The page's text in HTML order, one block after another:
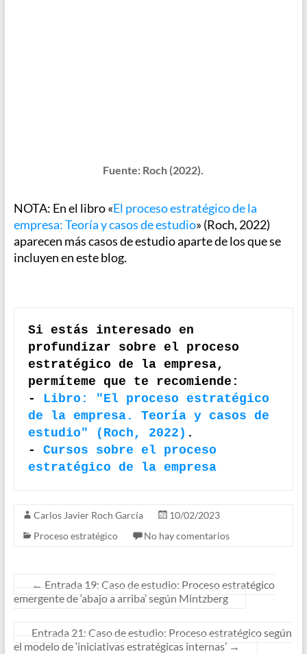
Fuente: Roch (2022).
NOTA: En el libro «El proceso estratégico de la
empresa: Teoría y casos de estudio» (Roch, 2022)
aparecen más casos de estudio aparte de los que se
incluyen en este blog.
Si estás interesado en
profundizar sobre el proceso
estratégico de la empresa,
permíteme que te recomiende:
- Libro: "El proceso estratégico
de la empresa. Teoría y casos de
estudio" (Roch, 2022) .
- Cursos sobre el proceso
estratégico de la empresa
Carlos Javier Roch García
10/02/2023
Proceso estratégico
No hay comentarios
← Entrada 19: Caso de estudio: Proceso estratégico
emergente de ‘abajo a arriba’ según Mintzberg
Entrada 21: Caso de estudio: Proceso estratégico según
el modelo de ‘iniciativas estratégicas internas’ →